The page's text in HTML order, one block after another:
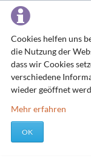
Cookies helfen uns
die Nutzung der
dass wir Cookies
verschiedene
wieder geöffnet
Mehr erfahren
OK